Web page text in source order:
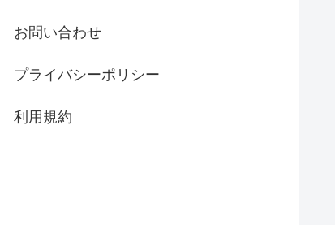
お問い合わせ
プライバシーポリシー
利用規約